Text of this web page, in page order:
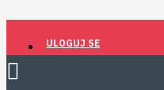
ULOGUJ SE